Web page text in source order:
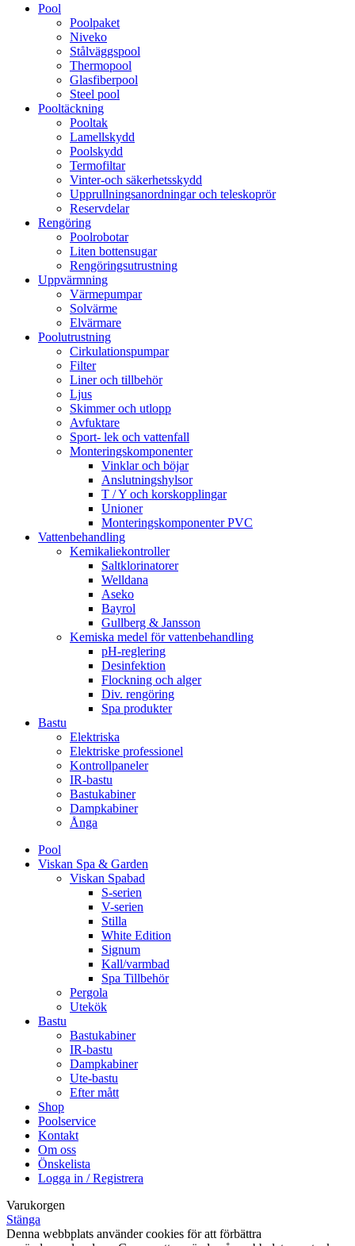
Pool
Poolpaket
Niveko
Stålväggspool
Thermopool
Glasfiberpool
Steel pool
Pooltäckning
Pooltak
Lamellskydd
Poolskydd
Termofiltar
Vinter-och säkerhetsskydd
Upprullningsanordningar och teleskoprör
Reservdelar
Rengöring
Poolrobotar
Liten bottensugar
Rengöringsutrustning
Uppvärmning
Värmepumpar
Solvärme
Elvärmare
Poolutrustning
Cirkulationspumpar
Filter
Liner och tillbehör
Ljus
Skimmer och utlopp
Avfuktare
Sport- lek och vattenfall
Monteringskomponenter
Vinklar och böjar
Anslutningshylsor
T / Y och korskopplingar
Unioner
Monteringskomponenter PVC
Vattenbehandling
Kemikaliekontroller
Saltklorinatorer
Welldana
Aseko
Bayrol
Gullberg & Jansson
Kemiska medel för vattenbehandling
pH-reglering
Desinfektion
Flockning och alger
Div. rengöring
Spa produkter
Bastu
Elektriska
Elektriske professionel
Kontrollpaneler
IR-bastu
Bastukabiner
Dampkabiner
Ånga
Pool
Viskan Spa & Garden
Viskan Spabad
S-serien
V-serien
Stilla
White Edition
Signum
Kall/varmbad
Spa Tillbehör
Pergola
Utekök
Bastu
Bastukabiner
IR-bastu
Dampkabiner
Ute-bastu
Efter mått
Shop
Poolservice
Kontakt
Om oss
Önskelista
Logga in / Registrera
Varukorgen
Stänga
Denna webbplats använder cookies för att förbättra